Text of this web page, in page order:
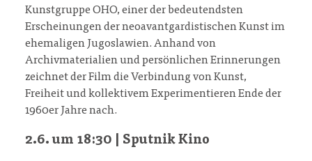
Kunstgruppe OHO, einer der bedeutendsten
Erscheinungen der neoavantgardistischen Kunst im
ehemaligen Jugoslawien. Anhand von
Archivmaterialien und persönlichen Erinnerungen
zeichnet der Film die Verbindung von Kunst,
Freiheit und kollektivem Experimentieren Ende der
1960er Jahre nach.
2.6. um 18:30 | Sputnik Kino